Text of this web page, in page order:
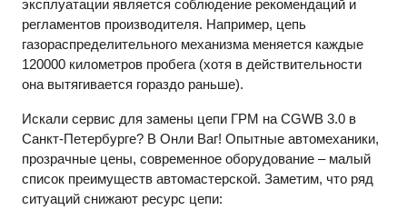
эксплуатации является соблюдение рекомендаций и
регламентов производителя. Например, цепь
газораспределительного механизма меняется каждые
120000 километров пробега (хотя в действительности
она вытягивается гораздо раньше).
Искали сервис для замены цепи ГРМ на CGWB 3.0 в
Санкт-Петербурге? В Онли Ваг! Опытные автомеханики,
прозрачные цены, современное оборудование – малый
список преимуществ автомастерской. Заметим, что ряд
ситуаций снижают ресурс цепи: